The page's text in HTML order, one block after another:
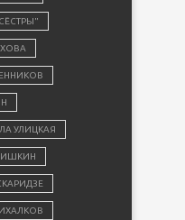
УЛИЦКАЯ